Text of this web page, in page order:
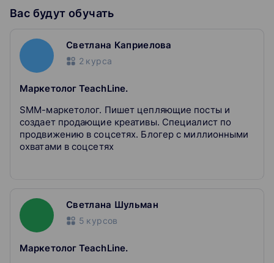
продукт и запустить продажи с нуля.
Хендмейд-мастерам
Продавайте свои авторские товары быстро в
собственном магазине, находите своих целевых
клиентов уже во время прохождения курса.
Вас будут обучать
Светлана Каприелова
2 курса
Маркетолог TeachLine.
SMM-маркетолог. Пишет цепляющие посты и
создает продающие креативы. Специалист по
продвижению в соцсетях. Блогер с миллионными
охватами в соцсетях
Светлана Шульман
5 курсов
Маркетолог TeachLine.